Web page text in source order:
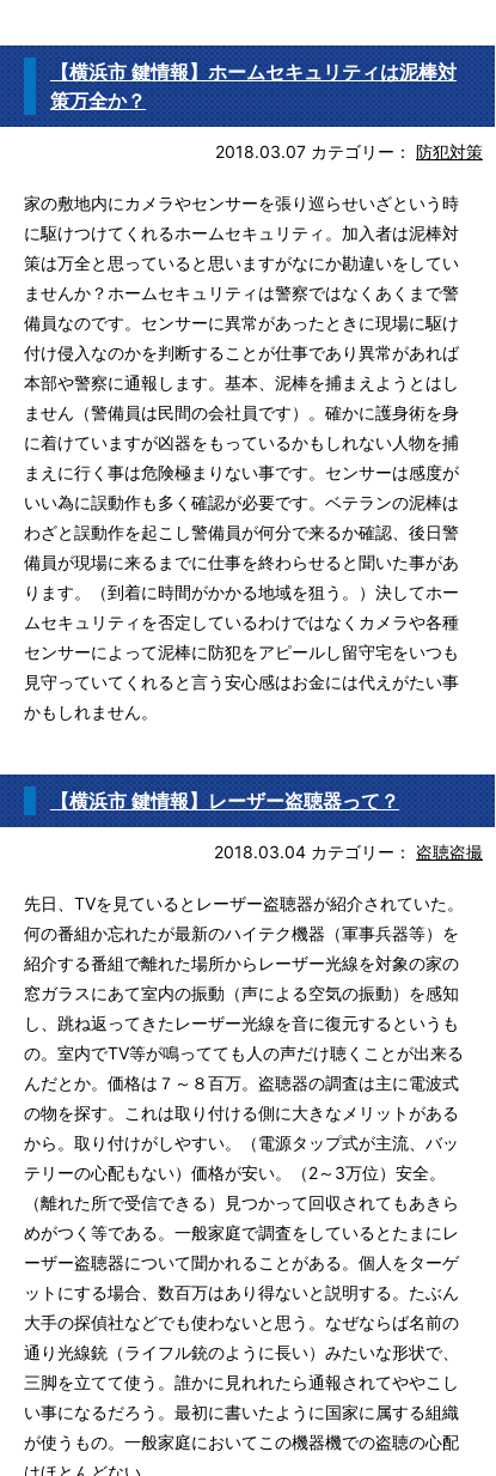
【横浜市 鍵情報】ホームセキュリティは泥棒対
策万全か？
2018.03.07 カテゴリー： 防犯対策
家の敷地内にカメラやセンサーを張り巡らせいざという時
に駆けつけてくれるホームセキュリティ。加入者は泥棒対
策は万全と思っていると思いますがなにか勘違いをしてい
ませんか？ホームセキュリティは警察ではなくあくまで警
備員なのです。センサーに異常があったときに現場に駆け
付け侵入なのかを判断することが仕事であり異常があれば
本部や警察に通報します。基本、泥棒を捕まえようとはし
ません（警備員は民間の会社員です）。確かに護身術を身
に着けていますが凶器をもっているかもしれない人物を捕
まえに行く事は危険極まりない事です。センサーは感度が
いい為に誤動作も多く確認が必要です。ベテランの泥棒は
わざと誤動作を起こし警備員が何分で来るか確認、後日警
備員が現場に来るまでに仕事を終わらせると聞いた事があ
ります。（到着に時間がかかる地域を狙う。）決してホー
ムセキュリティを否定しているわけではなくカメラや各種
センサーによって泥棒に防犯をアピールし留守宅をいつも
見守っていてくれると言う安心感はお金には代えがたい事
かもしれません。
【横浜市 鍵情報】レーザー盗聴器って？
2018.03.04 カテゴリー： 盗聴盗撮
先日、TVを見ているとレーザー盗聴器が紹介されていた。
何の番組か忘れたが最新のハイテク機器（軍事兵器等）を
紹介する番組で離れた場所からレーザー光線を対象の家の
窓ガラスにあて室内の振動（声による空気の振動）を感知
し、跳ね返ってきたレーザー光線を音に復元するというも
の。室内でTV等が鳴ってても人の声だけ聴くことが出来る
んだとか。価格は７～８百万。盗聴器の調査は主に電波式
の物を探す。これは取り付ける側に大きなメリットがある
から。取り付けがしやすい。（電源タップ式が主流、バッ
テリーの心配もない）価格が安い。（2～3万位）安全。
（離れた所で受信できる）見つかって回収されてもあきら
めがつく等である。一般家庭で調査をしているとたまにレ
ーザー盗聴器について聞かれることがある。個人をターゲ
ットにする場合、数百万はあり得ないと説明する。たぶん
大手の探偵社などでも使わないと思う。なぜならば名前の
通り光線銃（ライフル銃のように長い）みたいな形状で、
三脚を立てて使う。誰かに見れれたら通報されてややこし
い事になるだろう。最初に書いたように国家に属する組織
が使うもの。一般家庭においてこの機器機での盗聴の心配
はほとんどない。